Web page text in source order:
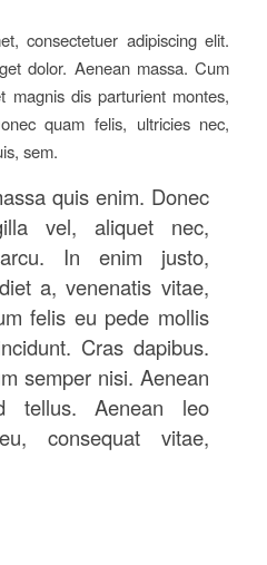
consectetuer adipiscing elit.
dolor. Aenean massa. Cum
magnis dis parturient montes,
quam felis, ultricies nec,
sem.
quis enim. Donec
vel, aliquet nec,
In enim justo,
a, venenatis vitae,
felis eu pede mollis
Cras dapibus.
semper nisi. Aenean
tellus. Aenean leo
consequat vitae,